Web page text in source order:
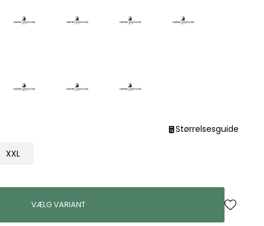
Størrelsesguide
XXL
VÆLG VARIANT